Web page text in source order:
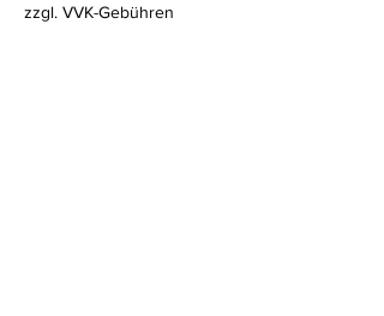
zzgl. VVK-Gebühren